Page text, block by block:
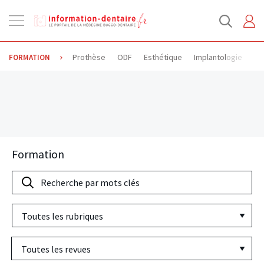
la
FORMATION Prothèse ODF Esthétique Implantologie
Formation
Recherche
mots
clés
Toutes
rubriques
Revues